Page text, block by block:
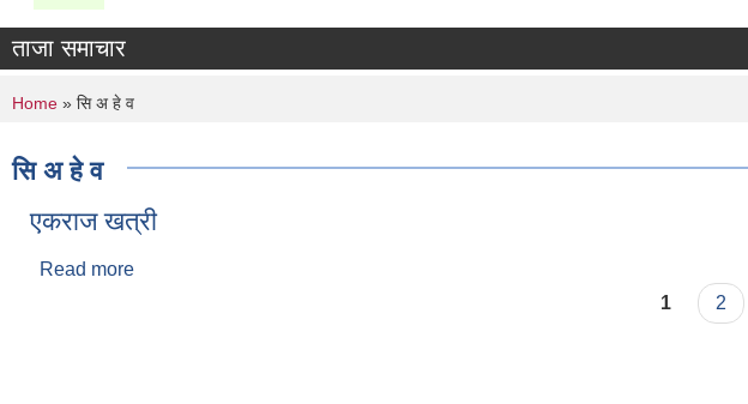
ताजा समाचार
You are here
Home » सि अ हे व
सि अ हे व
एकराज खत्री
Read more
1 2